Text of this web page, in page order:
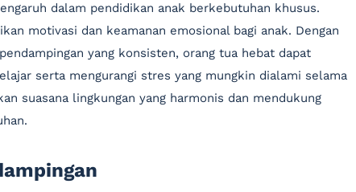
dalam pendidikan anak berkebutuhan khusus.
motivasi dan keamanan emosional bagi anak. Dengan
yang konsisten, orang tua hebat dapat
serta mengurangi stres yang mungkin dialami selama
suasana lingkungan yang harmonis dan mendukung